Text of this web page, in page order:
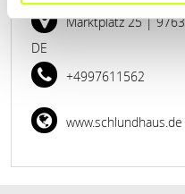
Marktplatz 25|
DE
+4997611562
www.schlundhaus.de